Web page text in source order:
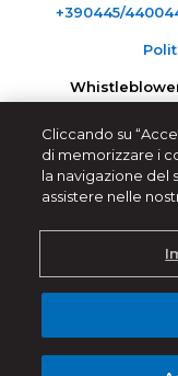
+390445/
Cliccando su
di memorizzare i
la navigazione del
assistere nelle